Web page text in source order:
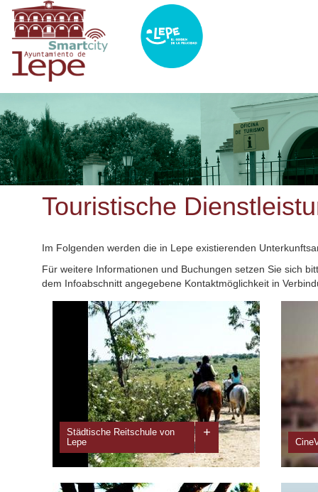
Direkt
zum
Inhalt
Touristische
Im Folgenden werden die in Lepe existierenden
Für weitere Informationen und Buchungen setzen Sie sich
dem Infoabschnitt angegebene Kontaktmöglichkeit in
Städtische Reitschule von
Lepe
+